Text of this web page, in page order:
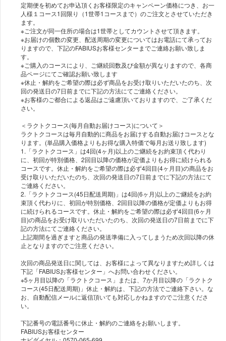
定期便を初めてお申込頂くお客様限定のキャンペーン価格につき、お一
人様１コース1回限り（1世帯1コースまで）のご注文とさせていただき
ます。
※ご注文が同一住所の場合は1世帯としてカウントさせて頂きます。
※お届けの個数の変更、配送周期の変更についてはお電話にて承ってお
りますので、下記のFABIUSお客様センターまでご連絡お願い致しま
す。
※ご購入のコースにより、ご継続回数及び金額が異なりますので、各商
品ページにてご確認お願い致します
※休止・解約をご希望の際は必ず商品をお受け取りいただいたのち、次
回の発送日の7日前までに下記の方法にてご連絡ください。
※お客様のご都合による返品はご遠慮頂いておりますので、ご了承くだ
さい。
＜ラクトクコース(毎月自動お届けコース)について＞
ラクトクコースは毎月自動的に商品をお届けする自動お届けコースとな
ります。(単品購入価格よりもお得な購入特価で毎月お送り致します)
1.「ラクトクコース」は4回(4ヶ月)以上のご継続をお約束頂く代わり
に、初回が特別価格、2回目以降の価格が定価よりもお得に続けられる
コースです。休止・解約をご希望の際は必ず4回目(4ヶ月目)の商品をお
受け取りいただいたのち、次回の発送日の7日前までに下記の方法にて
ご連絡ください。
2.「ラクトクコース(45日配送周期)」は4回(6ヶ月)以上のご継続をお約
束頂く代わりに、初回が特別価格、2回目以降の価格が定価よりもお得
に続けられるコースです。休止・解約をご希望の際は必ず4回目(6ヶ月
目)の商品をお受け取りいただいたのち、次回の発送日の7日前までに下
記の方法にてご連絡ください。
上記期間を過ぎますと商品の発送準備に入ってしまうため次回以降の休
止となりますのでご注意ください。
次回の商品発送日に関しては、お客様によって異なりますため詳しくは
下記「FABIUSお客様センター」へお問い合わせください。
※5ヶ月目以降の「ラクトクコース」または、7か月目以降の「ラクトク
コース(45日配送周期)」休止・解約は、下記の方法でご連絡下さい。な
お、自動配信メールに返信頂いても対応しかねますのでご注意くださ
い。
下記番号の電話番号に休止・解約のご連絡をお願いします。
FABIUSお客様センター